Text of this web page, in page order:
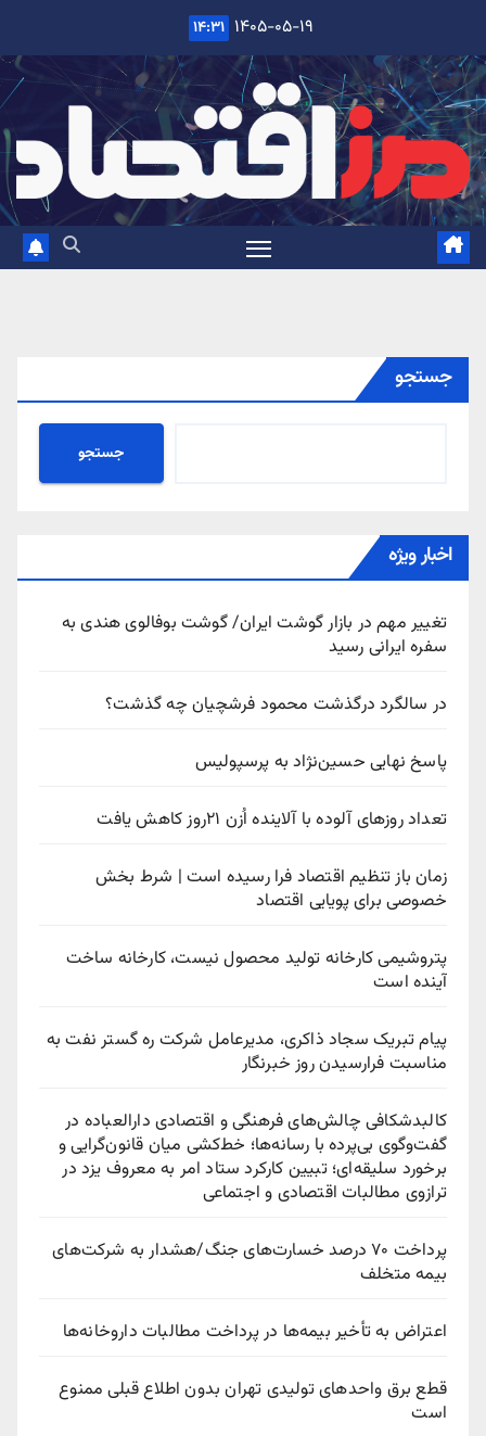
content
۱۴۰۵-۰۵-۱۹ ۱۴:۳۱
جستجو
جستجو
اخبار ویژه
تغییر مهم در بازار گوشت ایران/ گوشت بوفالوی هندی به
سفره ایرانی رسید
در سالگرد درگذشت محمود فرشچیان چه گذشت؟
پاسخ نهایی حسین‌نژاد به پرسپولیس
تعداد روزهای آلوده با آلاینده اُزن ۲۱روز کاهش یافت
زمان باز تنظیم اقتصاد فرا رسیده است | شرط بخش
خصوصی برای پویایی اقتصاد
پتروشیمی کارخانه تولید محصول نیست، کارخانه ساخت
آینده است
پیام تبریک سجاد ذاکری، مدیرعامل شرکت ره‌ گستر نفت به
مناسبت فرارسیدن روز خبرنگار
کالبدشکافی چالش‌های فرهنگی و اقتصادی دارالعباده در
گفت‌وگوی بی‌پرده با رسانه‌ها؛ خط‌کشی میان قانون‌گرایی و
برخورد سلیقه‌ای؛ تبیین کارکرد ستاد امر به معروف یزد در
ترازوی مطالبات اقتصادی و اجتماعی
پرداخت ۷۰ درصد خسارت‌های جنگ/هشدار به شرکت‌های
بیمه متخلف
اعتراض به تأخیر بیمه‌ها در پرداخت مطالبات داروخانه‌ها
قطع برق واحدهای تولیدی تهران بدون اطلاع قبلی ممنوع
است